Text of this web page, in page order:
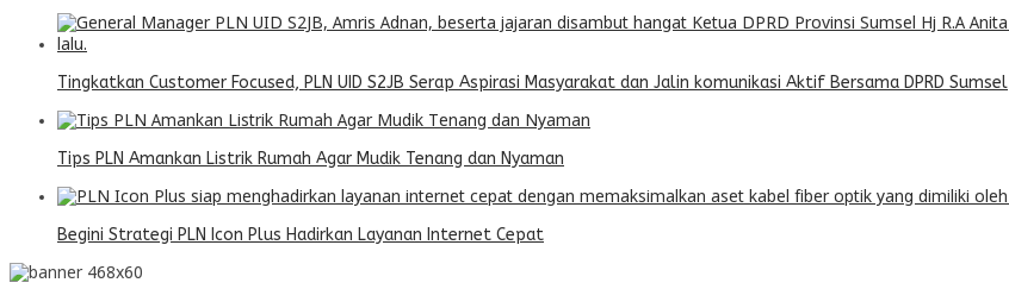
Tingkatkan Customer Focused, PLN UID S2JB Serap Aspirasi Masyarakat dan Jalin komunikasi Aktif Bersama DPRD Sumsel
Tips PLN Amankan Listrik Rumah Agar Mudik Tenang dan Nyaman
Begini Strategi PLN Icon Plus Hadirkan Layanan Internet Cepat